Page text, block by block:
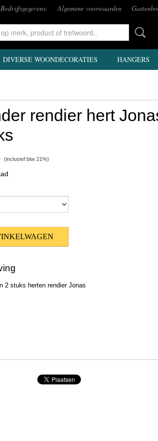
Bedrijfsgegevens. Algemene voorwaarden
DIVERSE WOONDECORATIES HANGERS
rendier hert
(inclusief btw 21%)
2 stuks herten rendier Jonas